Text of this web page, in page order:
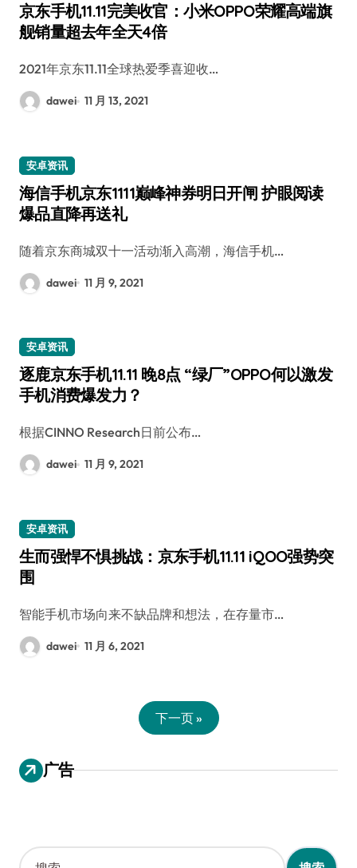
京东手机11.11完美收官：小米OPPO荣耀高端旗
舰销量超去年全天4倍
2021年京东11.11全球热爱季喜迎收…
dawei 11 月 13, 2021
安卓资讯
海信手机京东1111巅峰神券明日开闸 护眼阅读
爆品直降再送礼
随着京东商城双十一活动渐入高潮，海信手机…
dawei 11 月 9, 2021
安卓资讯
逐鹿京东手机11.11 晚8点 “绿厂”OPPO何以激发
手机消费爆发力？
根据CINNO Research日前公布…
dawei 11 月 9, 2021
安卓资讯
生而强悍不惧挑战：京东手机11.11 iQOO强势突
围
智能手机市场向来不缺品牌和想法，在存量市…
dawei 11 月 6, 2021
下一页 »
广告
搜